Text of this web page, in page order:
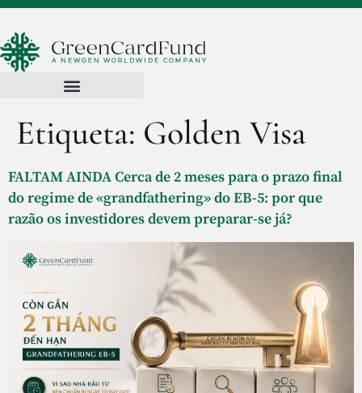
Etiqueta: Golden Visa
FALTAM AINDA Cerca de 2 meses para o prazo final
do regime de «grandfathering» do EB-5: por que
razão os investidores devem preparar-se já?